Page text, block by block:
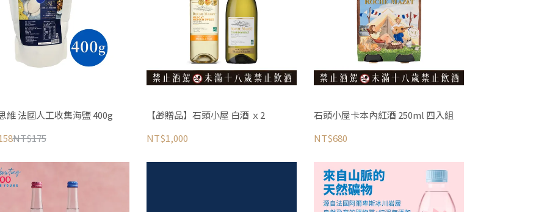
自然思維 法國人工收集海鹽 400g
NT$175
【🎁贈品】石頭小屋 白酒 ｘ2
NT$1,000
石頭小屋卡本內紅酒 250ml 四入組
NT$680